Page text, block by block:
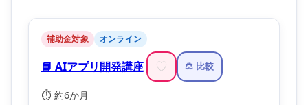
補助金対象 オンライン
📘 AIアプリ開発講座 ♡ ⚖️ 比較
⏱️ 約6か月